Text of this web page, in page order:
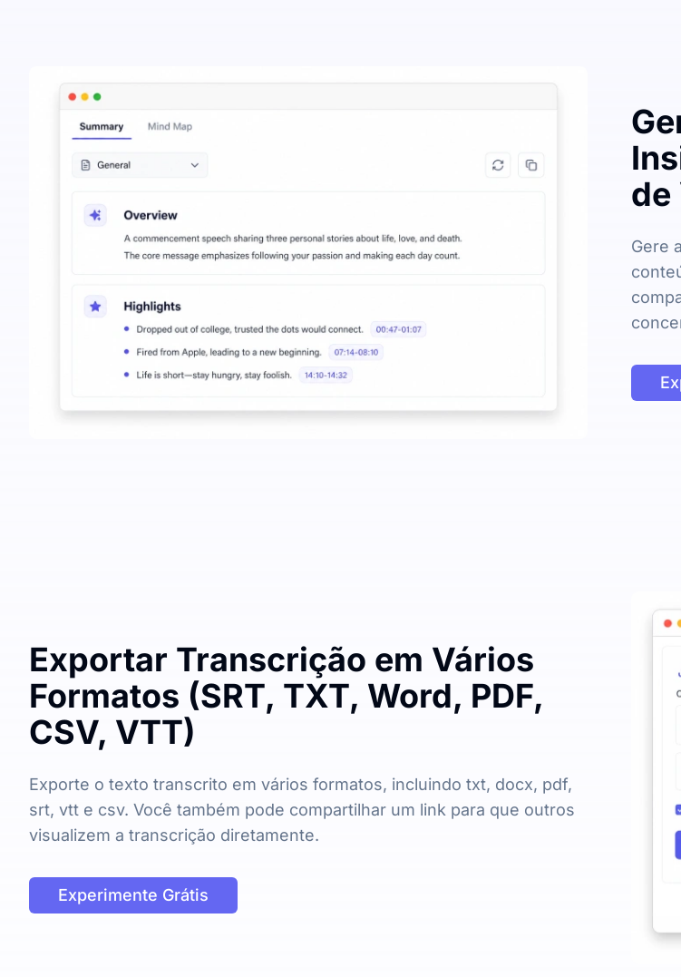
de
Gere
Exportar Transcrição em Vários
Formatos (SRT, TXT, Word, PDF,
CSV, VTT)
Exporte o texto transcrito em vários formatos, incluindo txt, docx, pdf,
srt, vtt e csv. Você também pode compartilhar um link para que outros
visualizem a transcrição diretamente.
Experimente Grátis